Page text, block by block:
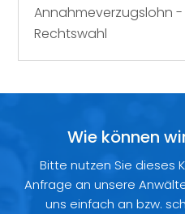
Annahmeverzugslohn
Rechtswahl
Wie können
Bitte nutzen Sie dieses
Anfrage an unsere
uns einfach an bzw.